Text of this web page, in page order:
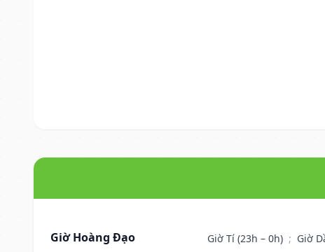
Giờ Hoàng Đạo Giờ Tí (23h – 0h) ; Giờ